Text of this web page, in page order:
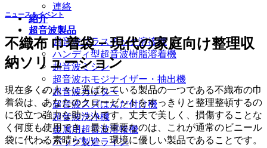
連絡
紹介
超音波製品
超音波プラスチック溶接機
ハンディ型超音波樹脂溶着機
超音波ミシン
超音波ホモジナイザー・抽出機
超音波カッター
超音波スズはんだ付け機
超音波洗浄機
金属用超音波溶接機
バッグ製造ライン
ニュース＆イベント
不織布 巾着袋 – 現代の家庭向け整理収
納ソリューション
現在多くの人々に選ばれている製品の一つである不織布の巾
着袋は、あなたのクローゼットをすっきりと整理整頓するの
に役立つ強力な助っ人です。丈夫で美しく、損傷することな
く何度も使用でき、最も重要なのは、これが通常のビニール
袋に代わる素晴らしい、環境に優しい製品であることです。